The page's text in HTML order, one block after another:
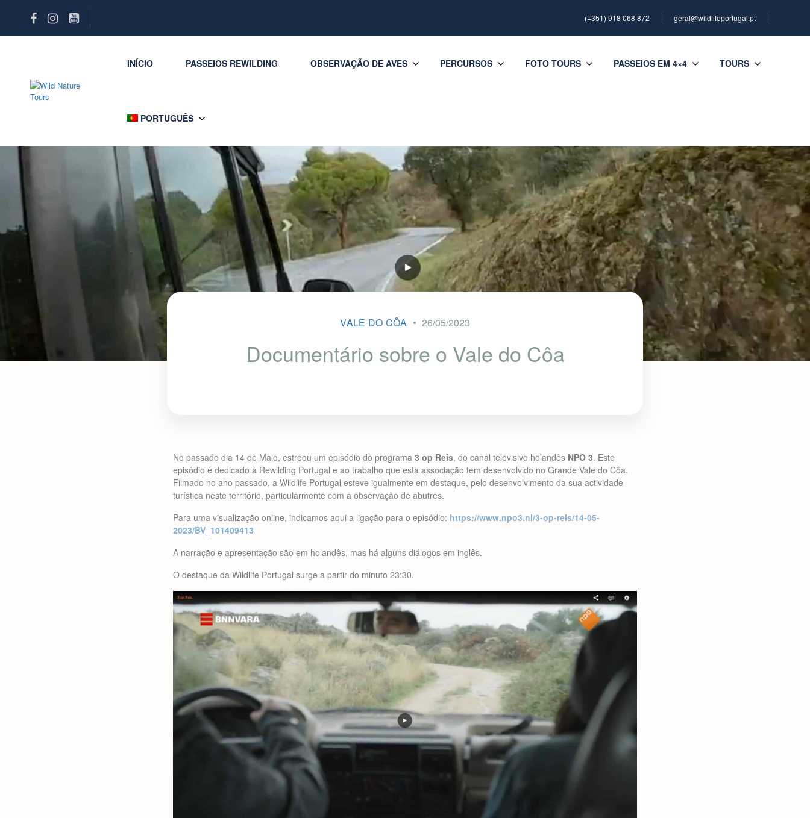
(+351) 918 068 872 geral@wildlifeportugal.pt
INÍCIO PASSEIOS REWILDING OBSERVAÇÃO DE AVES PERCURSOS FOTO TOURS PASSEIOS EM 4×4 TOURS
PORTUGUÊS
VALE DO CÔA 26/05/2023
Documentário sobre o Vale do Côa
No passado dia 14 de Maio, estreou um episódio do programa 3 op Reis, do canal televisivo holandês NPO 3. Este
episódio é dedicado à Rewilding Portugal e ao trabalho que esta associação tem desenvolvido no Grande Vale do Côa.
Filmado no ano passado, a Wildlife Portugal esteve igualmente em destaque, pelo desenvolvimento da sua actividade
turística neste território, particularmente com a observação de abutres.
Para uma visualização online, indicamos aqui a ligação para o episódio: https://www.npo3.nl/3-op-reis/14-05-
2023/BV_101409413
A narração e apresentação são em holandês, mas há alguns diálogos em inglês.
O destaque da Wildlife Portugal surge a partir do minuto 23:30.